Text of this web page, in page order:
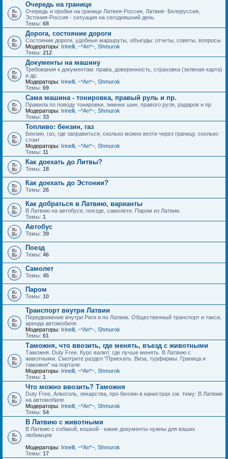
Очередь на границе
Очередь и пробки на границе Латвия-Россия, Латвия- Белоруссия,
Эстония-Россия - ситуация на сегодняшний день
Темы: 68
Дорога, состояние дороги
Состояние дороги, удобные маршруты, объезды: отчеты, советы, вопросы
Модераторы: Irinelli ~*An*~ Shmurok
Темы: 212
Документы на машину
Требования к документам: права, доверенность, страховка (зеленая карта)
и др.
Модераторы: Irinelli ~*An*~ Shmurok
Темы: 69
Сама машина - тонировка, правый руль и пр.
Правила по поводу тонировки, зимних шин, правого руля, радаров и пр
Модераторы: Irinelli ~*An*~ Shmurok
Темы: 33
Топливо: бензин, газ
Бензин, газ, где заправиться, сколько можно везти через границу. сколько
стоит
Модераторы: Irinelli ~*An*~ Shmurok
Темы: 11
Как доехать до Литвы?
Темы: 18
Как доехать до Эстонии?
Темы: 26
Как добраться в Латвию, варианты
В Латвию на автобусе, поезде, самолете. Паром из Латвии.
Темы: 1
Автобус
Темы: 39
Поезд
Темы: 46
Самолет
Темы: 45
Паром
Темы: 10
Транспорт внутри Латвии
Передвижение внутри Риги и по Латвии. Общественный транспорт и такси,
аренда автомобиля.
Модераторы: Irinelli ~*An*~ Shmurok
Темы: 61
Таможня, что ввозить, где менять, въезд с животными
Таможня. Duty Free. Курс валют, где лучше менять. В Латвию с
животными. Смотрите раздел "Приехать. Виза, турфирмы. Граница и
таможня" на портале.
Модераторы: Irinelli ~*An*~ Shmurok
Темы: 1
Что можно ввозить? Таможня
Duty Free, Алкоголь, лекарства, про бензин в канистрах см. тему: В Латвию
на автомобиле
Модераторы: Irinelli ~*An*~ Shmurok
Темы: 54
В Латвию с животными
В Латвию с собакой, кошкой - какие документы нужны для ваших
любимцев
Модераторы: Irinelli ~*An*~ Shmurok
Темы: 17